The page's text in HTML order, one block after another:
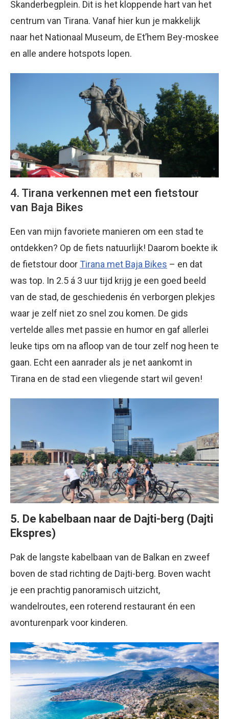
Skanderbegplein. Dit is het kloppende hart van het
centrum van Tirana. Vanaf hier kun je makkelijk
naar het Nationaal Museum, de Et’hem Bey-moskee
en alle andere hotspots lopen.
4. Tirana verkennen met een fietstour
van Baja Bikes
Een van mijn favoriete manieren om een stad te
ontdekken? Op de fiets natuurlijk! Daarom boekte ik
de fietstour door Tirana met Baja Bikes – en dat
was top. In 2.5 á 3 uur tijd krijg je een goed beeld
van de stad, de geschiedenis én verborgen plekjes
waar je zelf niet zo snel zou komen. De gids
vertelde alles met passie en humor en gaf allerlei
leuke tips om na afloop van de tour zelf nog heen te
gaan. Echt een aanrader als je net aankomt in
Tirana en de stad een vliegende start wil geven!
5. De kabelbaan naar de Dajti-berg (Dajti
Ekspres)
Pak de langste kabelbaan van de Balkan en zweef
boven de stad richting de Dajti-berg. Boven wacht
je een prachtig panoramisch uitzicht,
wandelroutes, een roterend restaurant én een
avonturenpark voor kinderen.